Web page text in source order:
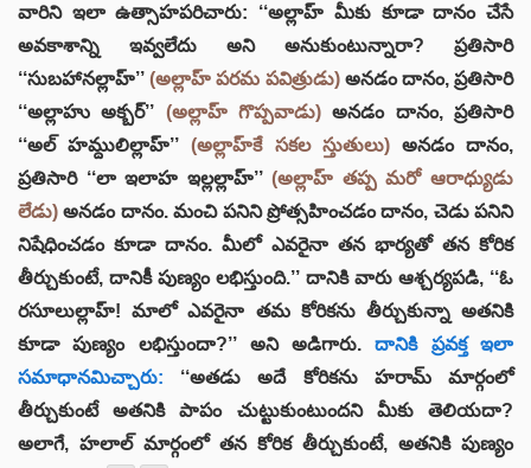
వారిని ఇలా ఉత్సాహపరిచారు: ‘‘అల్లాహ్ మీకు కూడా దానం చేసే
అవకాశాన్ని ఇవ్వలేదు అని అనుకుంటున్నారా? ప్రతిసారి
‘‘సుబహానల్లాహ్’’(అల్లాహ్ పరమ పవిత్రుడు)అనడం దానం, ప్రతిసారి
‘‘అల్లాహు అక్బర్’’ (అల్లాహ్ గొప్పవాడు) అనడం దానం, ప్రతిసారి
‘‘అల్‌ హమ్దులిల్లాహ్’’(అల్లాహ్‌కే సకల స్తుతులు)అనడం దానం,
ప్రతిసారి ‘‘లా ఇలాహ ఇల్లల్లాహ్’’(అల్లాహ్ తప్ప మరో ఆరాధ్యుడు
లేడు) అనడం దానం. మంచి పనిని ప్రోత్సహించడం దానం, చెడు పనిని
నిషేధించడం కూడా దానం. మీలో ఎవరైనా తన భార్యతో తన కోరిక
తీర్చుకుంటే, దానికీ పుణ్యం లభిస్తుంది.’’ దానికి వారు ఆశ్చర్యపడి, ‘‘ఓ
రసూలుల్లాహ్! మాలో ఎవరైనా తమ కోరికను తీర్చుకున్నా అతనికి
కూడా పుణ్యం లభిస్తుందా?’’ అని అడిగారు. దానికి ప్రవక్త ఇలా
సమాధానమిచ్చారు: ‘‘అతడు అదే కోరికను హరామ్ మార్గంలో
తీర్చుకుంటే అతనికి పాపం చుట్టుకుంటుందని మీకు తెలియదా?
అలాగే, హలాల్ మార్గంలో తన కోరిక తీర్చుకుంటే, అతనికి పుణ్యం